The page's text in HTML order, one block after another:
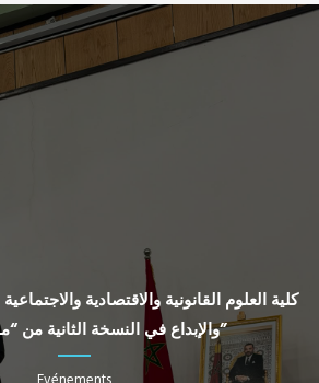
كلية العلوم القانونية والاقتصادية
والإبداع في النسخة الثانية من “مواهب أكدال”